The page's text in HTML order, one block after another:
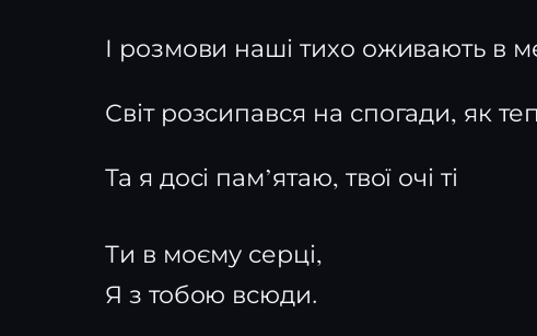
І розмови наші тихо оживають в
Світ розсипався на спогади, як
Та я досі пам’ятаю, твої очі ті
Ти в моєму серці,
Я з тобою всюди.